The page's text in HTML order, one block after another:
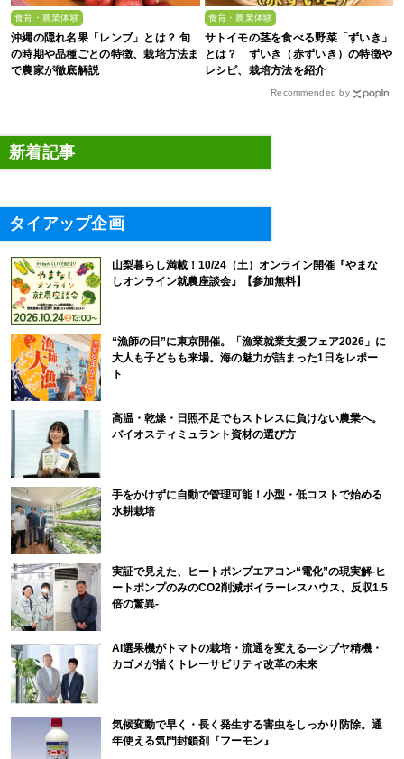
食育・農業体験
沖縄の隠れ名果「レンブ」とは？ 旬
の時期や品種ごとの特徴、栽培方法ま
で農家が徹底解説
食育・農業体験
サトイモの茎を食べる野菜「ずいき」
とは？ ずいき（赤ずいき）の特徴や
レシピ、栽培方法を紹介
Recommended by
新着記事
タイアップ企画
山梨暮らし満載！10/24（土）オンライン開催『やまな
しオンライン就農座談会』【参加無料】
“漁師の日”に東京開催。「漁業就業支援フェア2026」に
大人も子どもも来場。海の魅力が詰まった1日をレポー
ト
高温・乾燥・日照不足でもストレスに負けない農業へ。
バイオスティミュラント資材の選び方
手をかけずに自動で管理可能！小型・低コストで始める
水耕栽培
実証で見えた、ヒートポンプエアコン“電化”の現実解-ヒ
ートポンプのみのCO2削減ボイラーレスハウス、反収1.5
倍の驚異-
AI選果機がトマトの栽培・流通を変える―シブヤ精機・
カゴメが描くトレーサビリティ改革の未来
気候変動で早く・長く発生する害虫をしっかり防除。通
年使える気門封鎖剤『フーモン』